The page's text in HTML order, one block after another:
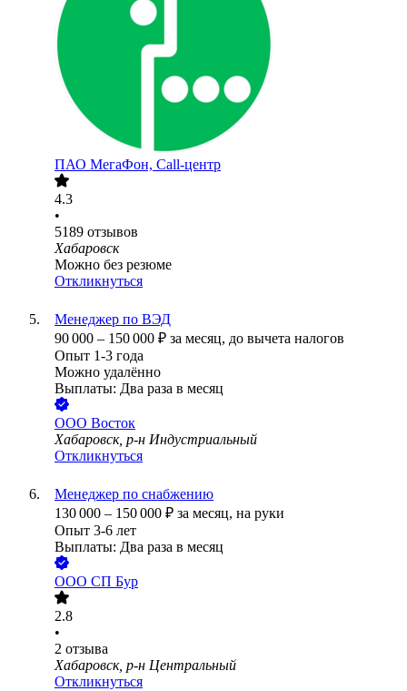
ПАО МегаФон, Call-центр
4.3
•
5189 отзывов
Хабаровск
Можно без резюме
Откликнуться
Менеджер по ВЭД
90 000 – 150 000 ₽ за месяц, до вычета налогов
Опыт 1-3 года
Можно удалённо
Выплаты: Два раза в месяц
ООО Восток
Хабаровск, р-н Индустриальный
Откликнуться
Менеджер по снабжению
130 000 – 150 000 ₽ за месяц, на руки
Опыт 3-6 лет
Выплаты: Два раза в месяц
ООО СП Бур
2.8
•
2 отзыва
Хабаровск, р-н Центральный
Откликнуться